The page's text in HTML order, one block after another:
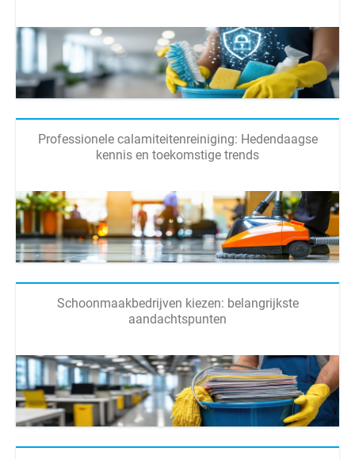
Professionele calamiteitenreiniging: Hedendaagse
kennis en toekomstige trends
Schoonmaakbedrijven kiezen: belangrijkste
aandachtspunten